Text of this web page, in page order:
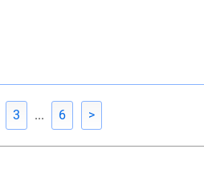
3 ... 6 >